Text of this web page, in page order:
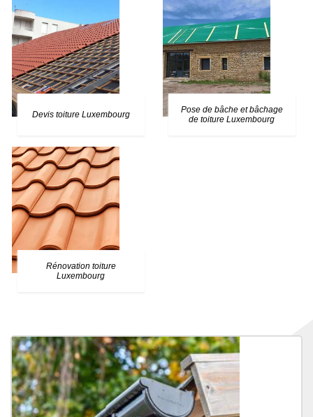
Devis toiture Luxembourg
Pose de bâche et bâchage
de toiture Luxembourg
Rénovation toiture
Luxembourg